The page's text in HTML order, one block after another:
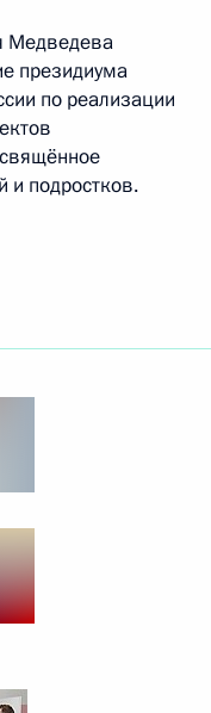
Медведева
президиума
по реализации
и подростков.